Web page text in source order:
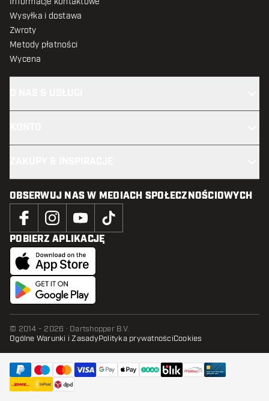
Wysyłka i dostawa
Zwroty
Metody płatności
Wycena
OBSERWUJ NAS W MEDIACH SPOŁECZNOŚCIOWYCH
POBIERZ APLIKACJĘ
© 2014 - 2026 · Dartshopper B.V.
Ogólne Warunki i ZasadyPolityka prywatnościCookies